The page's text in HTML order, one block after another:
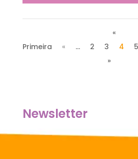
«
Primeira
« ... 2 3 4 5
»
Newsletter